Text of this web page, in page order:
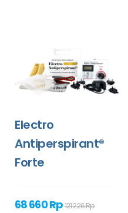
Electro
Antiperspirant®
Forte
68 660 Rp121 226 Rp